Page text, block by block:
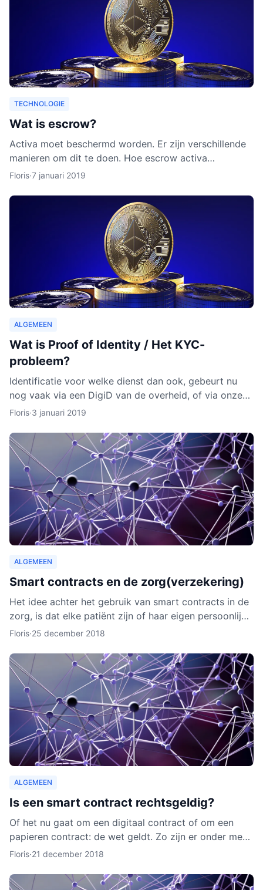
TECHNOLOGIE
Wat is escrow?
Activa moet beschermd worden. Er zijn verschillende
manieren om dit te doen. Hoe escrow activa
beschermt, leggen we uit in dit artikel. Ook leggen we
Floris·7 januari 2019
ALGEMEEN
Wat is Proof of Identity / Het KYC-
probleem?
Identificatie voor welke dienst dan ook, gebeurt nu
nog vaak via een DigiD van de overheid, of via onze
identiteitskaart. In sommige gevallen moeten we zelfs
Floris·3 januari 2019
ALGEMEEN
Smart contracts en de zorg(verzekering)
Het idee achter het gebruik van smart contracts in de
zorg, is dat elke patiënt zijn of haar eigen persoonlijke
data vanaf ieder online apparaat kan inzien en b
Floris·25 december 2018
ALGEMEEN
Is een smart contract rechtsgeldig?
Of het nu gaat om een digitaal contract of om een
papieren contract: de wet geldt. Zo zijn er onder meer
regels over de privacy van de deelnemers aan het
Floris·21 december 2018